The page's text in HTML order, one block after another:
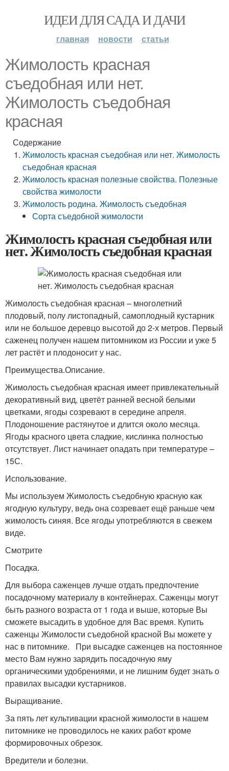
ИДЕИ ДЛЯ САДА И ДАЧИ
главная новости статьи
Жимолость красная
съедобная или нет.
Жимолость съедобная
красная
Содержание
Жимолость красная съедобная или нет. Жимолость
съедобная красная
Жимолость красная полезные свойства. Полезные
свойства жимолости
Жимолость родина. Жимолость съедобная
Сорта съедобной жимолости
Жимолость красная съедобная или
нет. Жимолость съедобная красная
Жимолость съедобная красная – многолетний
плодовый, полу листопадный, самоплодный кустарник
или не большое деревцо высотой до 2-х метров. Первый
саженец получен нашем питомником из России и уже 5
лет растёт и плодоносит у нас.
Преимущества.Описание.
Жимолость съедобная красная имеет привлекательный
декоративный вид, цветёт ранней весной белыми
цветками, ягоды созревают в середине апреля.
Плодоношение растянутое и длится около месяца.
Ягоды красного цвета сладкие, кислинка полностью
отсутствует. Лист начинает опадать при температуре –
15С.
Использование.
Мы используем Жимолость съедобную красную как
ягодную культуру, ведь она созревает ещё раньше чем
жимолость синяя. Все ягоды употребляются в свежем
виде.
Смотрите
Посадка.
Для выбора саженцев лучше отдать предпочтение
посадочному материалу в контейнерах. Саженцы могут
быть разного возраста от 1 года и выше, которые Вы
сможете высадить в удобное для Вас время. Купить
саженцы Жимолости съедобной красной Вы можете у
нас в питомнике. При высадке саженцев на постоянное
место Вам нужно зарядить посадочную яму
органическими удобрениями, и не лишним будет знать о
правилах высадки кустарников.
Выращивание.
За пять лет культивации красной жимолости в нашем
питомнике не проводилось не каких работ кроме
формировочных обрезок.
Вредители и болезни.